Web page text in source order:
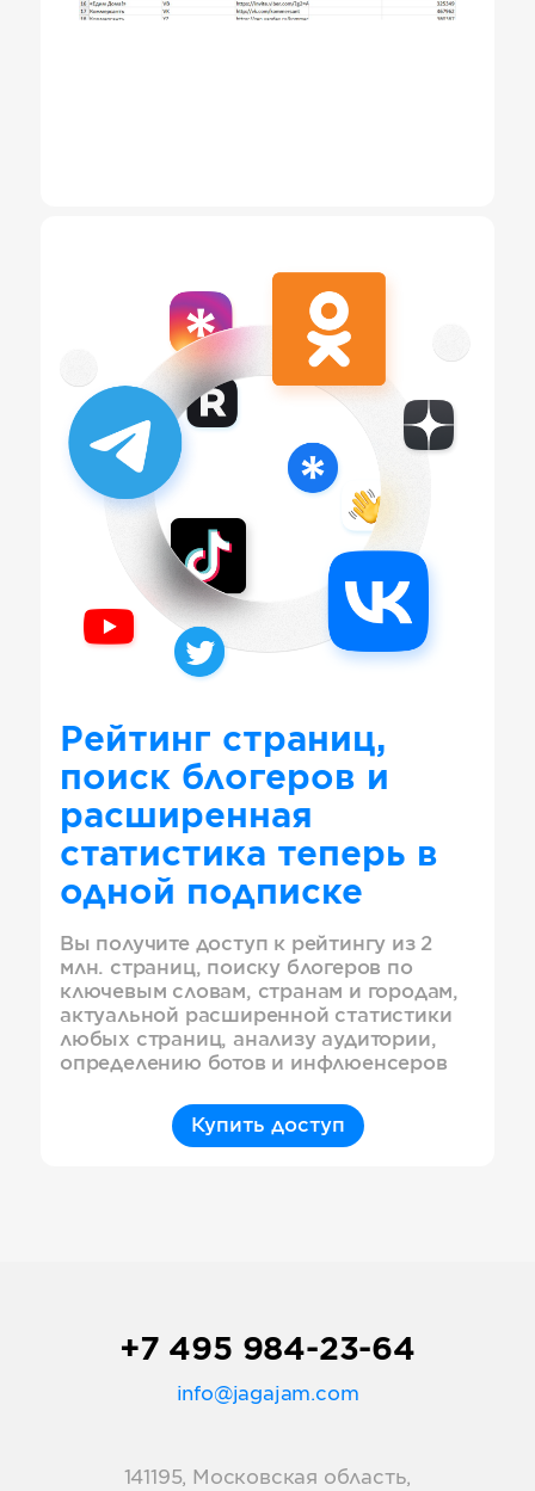
Рейтинг страниц,
поиск блогеров и
расширенная
статистика теперь в
одной подписке
Вы получите доступ к рейтингу из 2
млн. страниц, поиску блогеров по
ключевым словам, странам и городам,
актуальной расширенной статистики
любых страниц, анализу аудитории,
определению ботов и инфлюенсеров
Купить доступ
+7 495 984-23-64
info@jagajam.com
141195, Московская область,